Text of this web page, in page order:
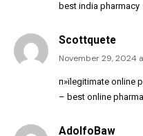
best india pharmacy
Scottquete
November 29, 2024
п»їlegitimate online
– best online
AdolfoBaw